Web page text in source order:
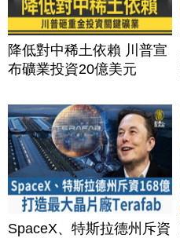
降低對中稀土依賴 川普宣
布礦業投資20億美元
SpaceX、特斯拉德州斥資